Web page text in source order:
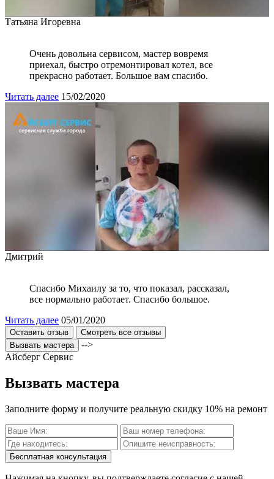
Татьяна Игоревна
Очень довольна сервисом, мастер вовремя
приехал, быстро отремонтировал котел, все
прекрасно работает. Большое вам спасибо.
Читать далее 15/02/2020
Дмитрий
Спасибо Михаилу за то, что показал, рассказал,
все нормально работает. Спасибо большое.
Читать далее 05/01/2020
Оставить отзыв
Смотреть все отзывы
Вызвать мастера
-->
Айсберг Сервис
Вызвать мастера
Заполните форму и получите реальную скидку 10% на ремонт
Бесплатная консультация